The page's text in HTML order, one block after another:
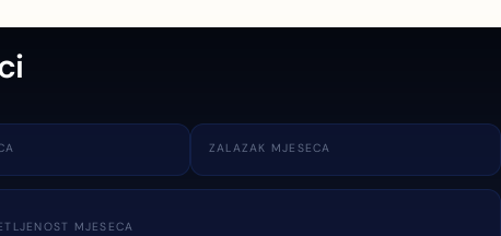
ZALAZAK MJESECA
MJESECA